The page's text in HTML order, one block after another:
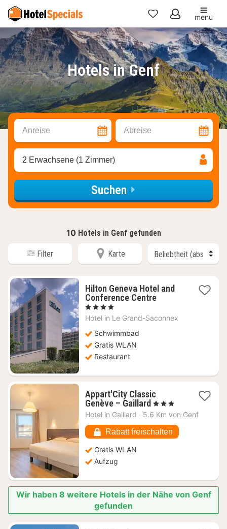
Meine
Favoriten
menu
Hotels in Genf
Anreise Abreise
2 Erwachsene (1 Zimmer)
Suchen
10 Hotels in Genf gefunden
Filter Karte
Hilton Geneva Hotel and
Conference Centre1
ab
, 4 Sterne
Hotel in Le Grand-Saconnex
Schwimmbad
Gratis WLAN
Restaurant
Appart'City Classic
Genève – Gaillard 1
Nacht
56,71
€
, 3 Sterne
Hotel in Gaillard · 5.6 Km von Genf
Rabatt freischalten
Gratis WLAN
Aufzug
Wir haben 8 weitere Hotels in der Nähe von Genf
gefunden